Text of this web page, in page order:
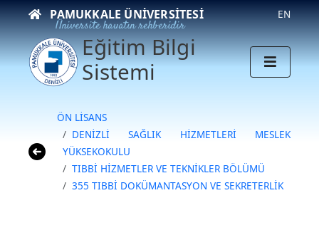
PAMUKKALE ÜNIVERSITESI
Üniversite hayatın rehberidir
EN
Eğitim Bilgi
Sistemi
ÖN LİSANS
DENİZLİ SAĞLIK HİZMETLERİ MESLEK
YÜKSEKOKULU
TIBBİ HİZMETLER VE TEKNİKLER BÖLÜMÜ
355 TIBBİ DOKÜMANTASYON VE SEKRETERLİK